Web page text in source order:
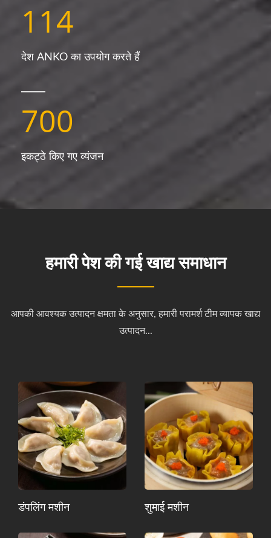
114
देश ANKO का उपयोग करते हैं
700
इकट्ठे किए गए व्यंजन
हमारी पेश की गई खाद्य समाधान
आपकी आवश्यक उत्पादन क्षमता के अनुसार, हमारी परामर्श टीम व्यापक खाद्य
उत्पादन...
डंपलिंग मशीन शुमाई मशीन